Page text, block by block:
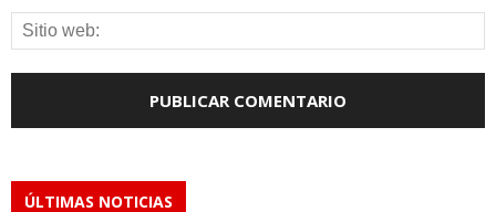
ÚLTIMAS NOTICIAS